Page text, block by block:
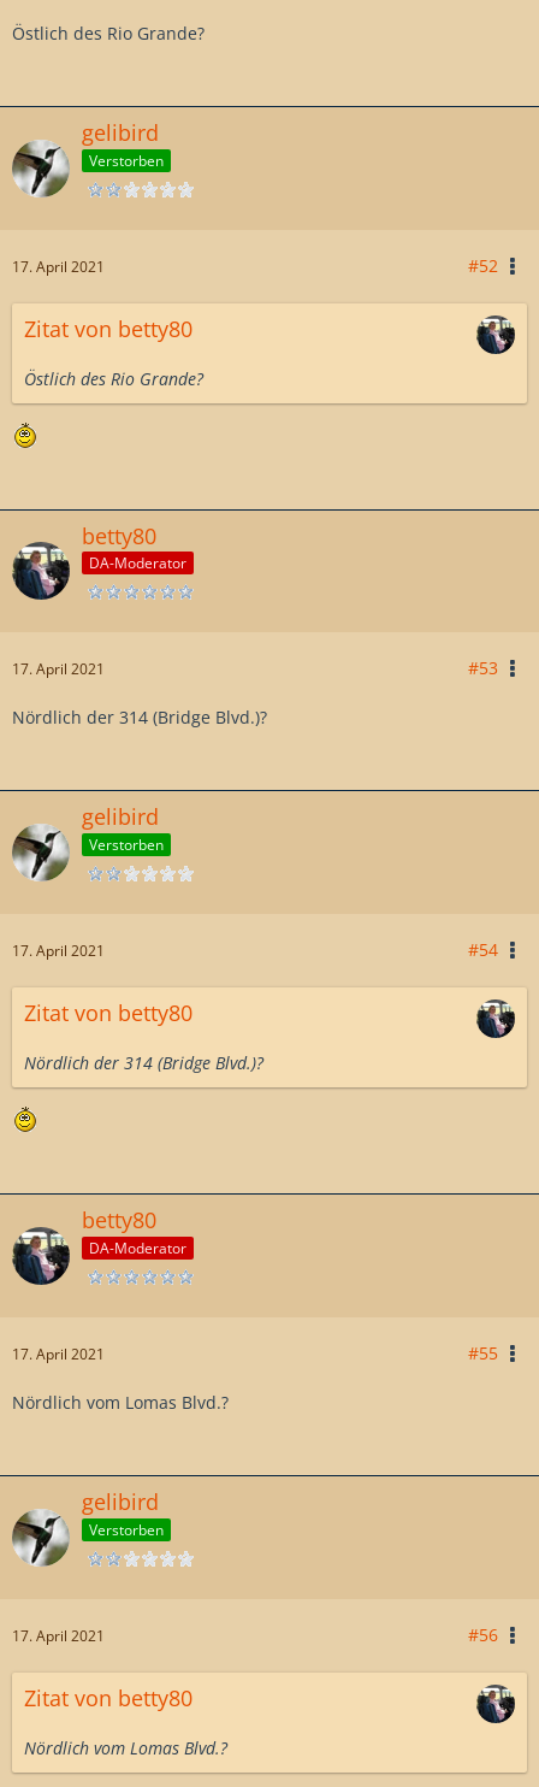
Östlich des Rio Grande?
gelibird
Verstorben
17. April 2021 #52
Zitat von betty80
Östlich des Rio Grande?
betty80
DA-Moderator
17. April 2021 #53
Nördlich der 314 (Bridge Blvd.)?
gelibird
Verstorben
17. April 2021 #54
Zitat von betty80
Nördlich der 314 (Bridge Blvd.)?
betty80
DA-Moderator
17. April 2021 #55
Nördlich vom Lomas Blvd.?
gelibird
Verstorben
17. April 2021 #56
Zitat von betty80
Nördlich vom Lomas Blvd.?